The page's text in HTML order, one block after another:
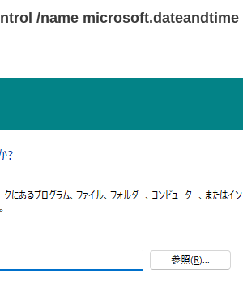
/name microsoft.dateandtime